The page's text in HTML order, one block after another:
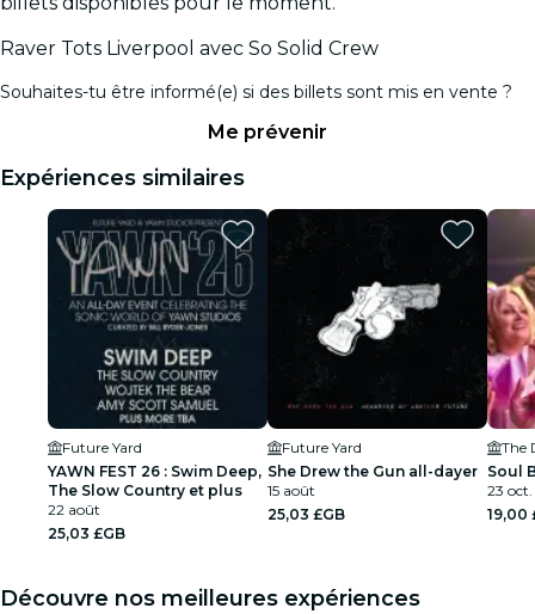
Raver Tots Liverpool avec So Solid Crew
Souhaites-tu être informé(e) si des billets sont mis en vente ?
Me prévenir
Expériences similaires
Future Yard
YAWN FEST 26 : Swim Deep,
The Slow Country et plus
22 août
25,03 £GB
Future Yard
She Drew the Gun all-dayer
15 août
25,03 £GB
Soul
23 oct.
19,00
Découvre nos meilleures expériences